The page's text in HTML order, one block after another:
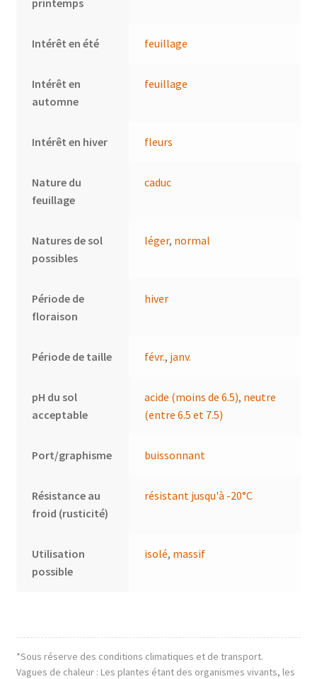
printemps
Intérêt en été feuillage
Intérêt en
automne
feuillage
Intérêt en hiver fleurs
Nature du
feuillage
caduc
Natures de sol
possibles
léger, normal
Période de
floraison
hiver
Période de taille févr., janv.
pH du sol
acceptable
acide (moins de 6.5), neutre
(entre 6.5 et 7.5)
Port/graphisme buissonnant
Résistance au
froid (rusticité)
résistant jusqu'à -20°C
Utilisation
possible
isolé, massif
*Sous réserve des conditions climatiques et de transport.
Vagues de chaleur : Les plantes étant des organismes vivants, les